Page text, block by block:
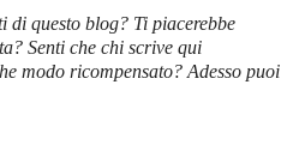
di questo blog? Ti piacerebbe
Senti che chi scrive qui
modo ricompensato? Adesso puoi